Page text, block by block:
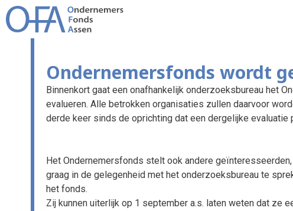
Ga
naar
Ondernemersfonds wordt
Binnenkort gaat een onafhankelijk onderzoeksbureau het
evalueren. Alle betrokken organisaties zullen daarvoor
derde keer sinds de oprichting dat een dergelijke evaluatie
Het Ondernemersfonds stelt ook andere
graag in de gelegenheid met het onderzoeksbureau te
het fonds.
Zij kunnen uiterlijk op 1 september a.s. laten weten dat ze